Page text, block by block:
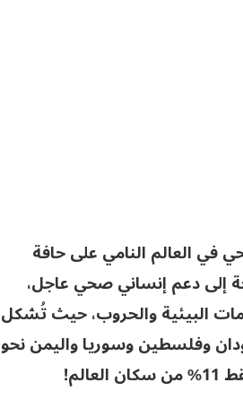
في العالم النامي على حافة
305 مليون شخص بحاجة إلى دعم إنساني صحي عاجل،
البيئية والحروب، حيث تُشكل
وفلسطين وسوريا واليمن نحو